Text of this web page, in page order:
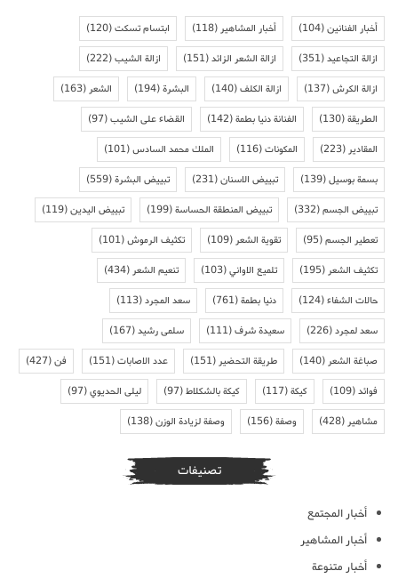
أخبار الفنانين(104) أخبار المشاهير(118) ابتسام تسكت(120)
ازالة التجاعيد(351) ازالة الشعر الزائد(151) ازالة الشيب(222)
ازالة الكرش(137) ازالة الكلف(140) البشرة(194) الشعر(163)
الطريقة(130) الفنانة دنيا بطمة(142) القضاء على الشيب(97)
المقادير(223) المكونات(116) الملك محمد السادس(101)
بسمة بوسيل(139) تبييض الاسنان(231) تبييض البشرة(559)
تبييض الجسم(332) تبييض المنطقة الحساسة(199) تبييض اليدين(119)
تعطير الجسم(95) تقوية الشعر(109) تكثيف الرموش(101)
تكثيف الشعر(195) تلميع الاواني(103) تنعيم الشعر(434)
حالات الشفاء(124) دنيا بطمة(761) سعد المجرد(113)
سعد لمجرد(226) سعيدة شرف(111) سلمى رشيد(167)
صباغة الشعر(140) طريقة التحضير(151) عدد الاصابات(151) فن(427)
فوائد(109) كيكة(117) كيكة بالشكلاط(97) ليلى الحديوي(97)
مشاهير(428) وصفة(156) وصفة لزيادة الوزن(138)
تصنيفات
أخبار المجتمع
أخبار المشاهير
أخبار متنوعة